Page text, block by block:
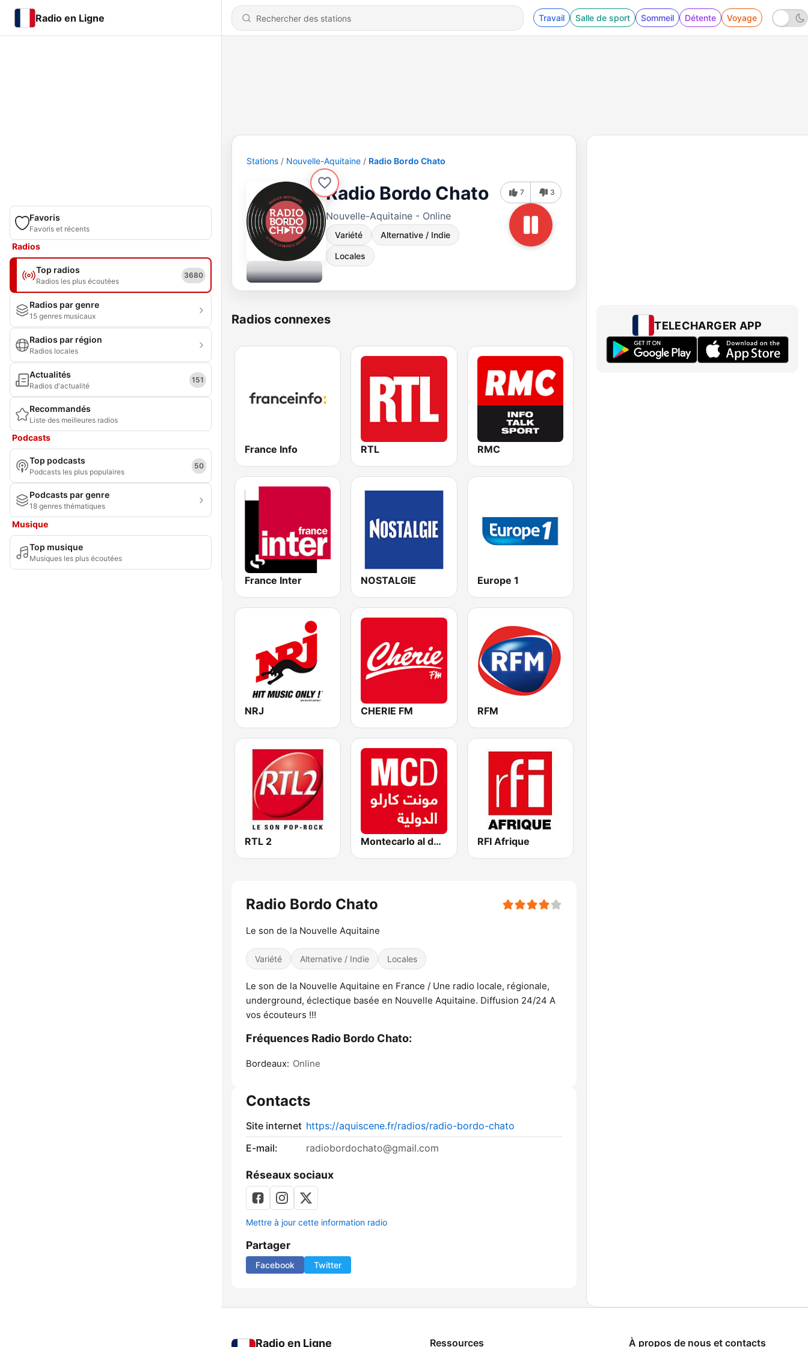
Radio en Ligne Travail Salle de sport Sommeil Détente Voyage
Favoris
Favoris et récents
Radios
Top radios
Radios les plus écoutées
3680
Radios par genre
15 genres musicaux
Radios par région
Radios locales
Actualités
Radios d'actualité
151
Recommandés
Liste des meilleures radios
Podcasts
Top podcasts
Podcasts les plus populaires
50
Podcasts par genre
18 genres thématiques
Musique
Top musique
Musiques les plus écoutées
Stations Nouvelle-Aquitaine Radio Bordo Chato
Radio Bordo Chato
Nouvelle-Aquitaine - Online
Variété Alternative / Indie
Locales
7 3
Radios connexes
France Info RTL RMC
France Inter NOSTALGIE Europe 1
NRJ CHERIE FM RFM
RTL 2 Montecarlo al doualiya (مونت كارلو الدولية) RFI Afrique
Radio Bordo Chato
Le son de la Nouvelle Aquitaine
Variété Alternative / Indie Locales
Le son de la Nouvelle Aquitaine en France / Une radio locale, régionale,
underground, éclectique basée en Nouvelle Aquitaine. Diffusion 24/24 A
vos écouteurs !!!
Fréquences Radio Bordo Chato:
Bordeaux: Online
Contacts
Site internet https://aquiscene.fr/radios/radio-bordo-chato
E-mail:
radiobordochato@gmail.com
Réseaux sociaux
Mettre à jour cette information radio
Partager
Facebook Twitter
TELECHARGER APP
Radio en Ligne Ressources À propos de nous et contacts